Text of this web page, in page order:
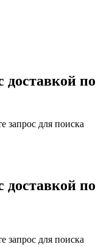
по
запрос для поиска
по
запрос для поиска